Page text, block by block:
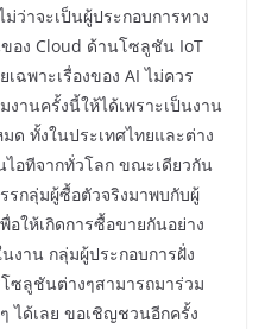
ว่าจะเป็นผู้ประกอบการทาง
อง Cloud ด้านโซลูชัน IoT
ฉพาะเรื่องของ AI ไม่ควร
านครั้งนี้ให้ได้เพราะเป็นงาน
ด ทั้งในประเทศไทยและต่าง
ไอทีจากทั่วโลก ขณะเดียวกัน
รกลุ่มผู้ซื้อตัวจริงมาพบกับผู้
ให้เกิดการซื้อขายกันอย่าง
งาน กลุ่มผู้ประกอบการฝั่ง
ซลูชันต่างๆสามารถมาร่วม
ได้เลย ขอเชิญชวนอีกครั้ง